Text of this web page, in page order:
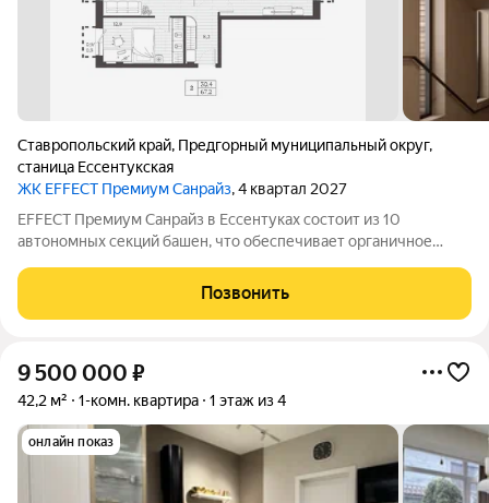
Ставропольский край, Предгорный муниципальный округ,
станица Ессентукская
ЖК EFFECT Премиум Санрайз, 4 квартал 2027
EFFECT Премиум Санрайз в Ессентуках состоит из 10
автономных секций башен, что обеспечивает органичное
оттенках подчеркивает архитектурную аутентичность и
статус проекта. Цветовые акценты остекления
Позвонить
9 500 000 ₽
42,2 м² 1-комн. квартира 1 этаж из 4
онлайн показ